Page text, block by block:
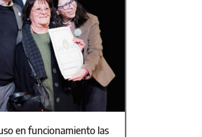
en funcionamiento las